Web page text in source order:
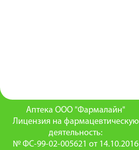
Аптека ООО "Фармалайн"
Лицензия на фармацевтическую
деятельность:
№ ФС-99-02-005621 от 14.10.2016